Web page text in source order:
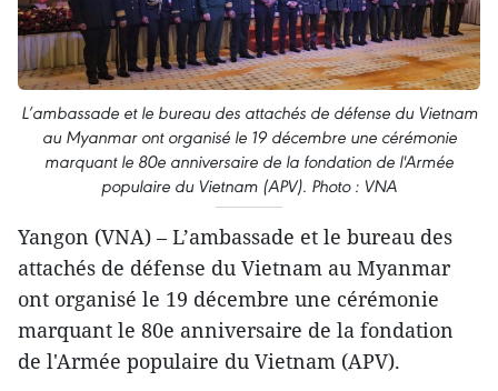
L’ambassade et le bureau des attachés de défense du Vietnam
au Myanmar ont organisé le 19 décembre une cérémonie
marquant le 80e anniversaire de la fondation de l'Armée
populaire du Vietnam (APV). Photo : VNA
Yangon (VNA) – L’ambassade et le bureau des
attachés de défense du Vietnam au Myanmar
ont organisé le 19 décembre une cérémonie
marquant le 80e anniversaire de la fondation
de l'Armée populaire du Vietnam (APV).